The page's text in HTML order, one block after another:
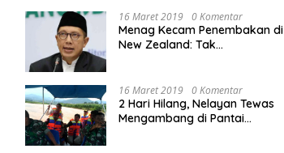
16 Maret 2019 0 Komentar
Menag Kecam Penembakan di
New Zealand: Tak
16 Maret 2019 0 Komentar
2 Hari Hilang, Nelayan Tewas
Mengambang di Pantai